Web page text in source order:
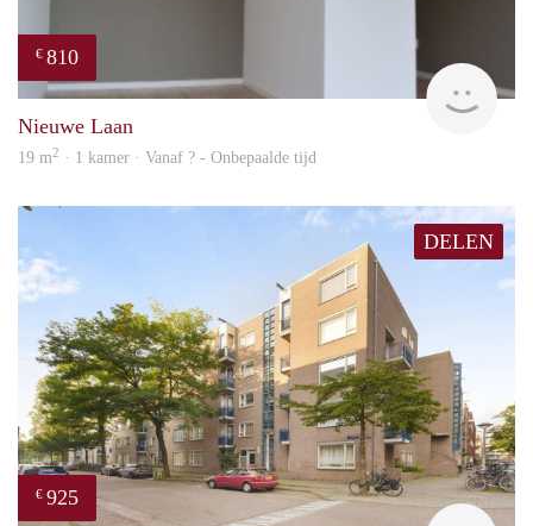
€ 810
Nieuwe Laan
19 m2 · 1 kamer · Vanaf ? - Onbepaalde tijd
DELEN
€ 925